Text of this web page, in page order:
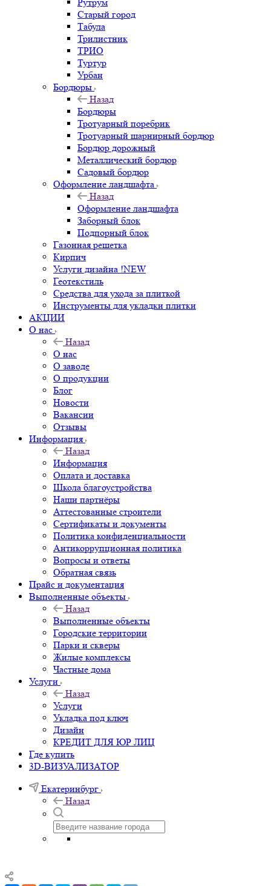
Старый город
Табула
Трилистник
ТРИО
Туртур
Урбан
Бордюры
Назад
Бордюры
Тротуарный поребрик
Тротуарный шарнирный бордюр
Бордюр дорожный
Металлический бордюр
Садовый бордюр
Оформление ландшафта
Назад
Оформление ландшафта
Заборный блок
Подпорный блок
Газонная решетка
Кирпич
Услуги дизайна !NEW
Геотекстиль
Средства для ухода за плиткой
Инструменты для укладки плитки
АКЦИИ
О нас
Назад
О нас
О заводе
О продукции
Блог
Новости
Вакансии
Отзывы
Информация
Назад
Информация
Оплата и доставка
Школа благоустройства
Наши партнёры
Аттестованные строители
Сертификаты и документы
Политика конфиденциальности
Антикоррупционная политика
Вопросы и ответы
Обратная связь
Прайс и документация
Выполненные объекты
Назад
Выполненные объекты
Городские территории
Парки и скверы
Жилые комплексы
Частные дома
Услуги
Назад
Услуги
Укладка под ключ
Дизайн
КРЕДИТ ДЛЯ ЮР ЛИЦ
Где купить
3D-ВИЗУАЛИЗАТОР
Екатеринбург
Назад